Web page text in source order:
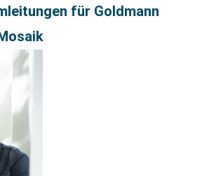
für Goldmann